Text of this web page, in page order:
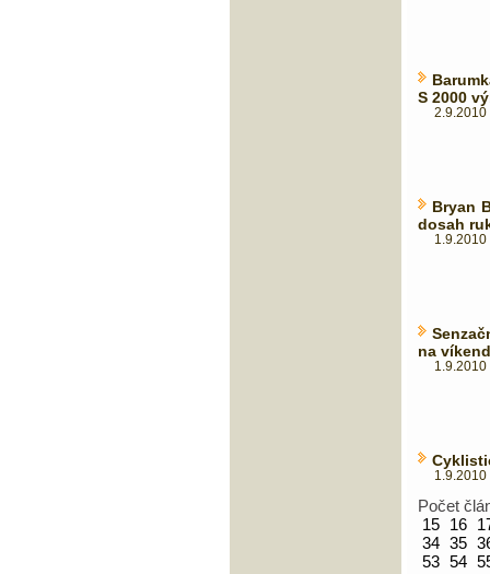
S 2000
2.9.2010
Bryan
dosah
1.9.2010
na
1.9.2010
1.9.2010
Počet
15 16
34 35
53 54